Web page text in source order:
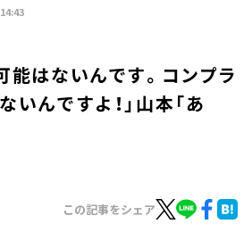
14:43
能はないんです。コンプラ
いんですよ！」山本「あ
この記事をシェア